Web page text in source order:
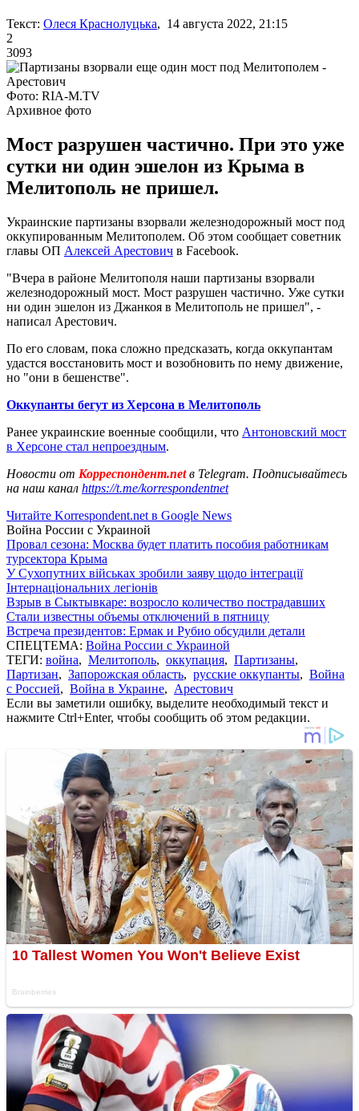
Текст: Олеся Краснолуцька, 14 августа 2022, 21:15
2
3093
Фото: RIA-M.TV
Архивное фото
Мост разрушен частично. При это уже
сутки ни один эшелон из Крыма в
Мелитополь не пришел.
Украинские партизаны взорвали железнодорожный мост под
оккупированным Мелитополем. Об этом сообщает советник
главы ОП Алексей Арестович в Facebook.
"Вчера в районе Мелитополя наши партизаны взорвали
железнодорожный мост. Мост разрушен частично. Уже сутки
ни один эшелон из Джанкоя в Мелитополь не пришел", -
написал Арестович.
По его словам, пока сложно предсказать, когда оккупантам
удастся восстановить мост и возобновить по нему движение,
но "они в бешенстве".
Оккупанты бегут из Херсона в Мелитополь
Ранее украинские военные сообщили, что Антоновский мост
в Херсоне стал непроездным.
Новости от Корреспондент.netв Telegram. Подписывайтесь
на наш канал https://t.me/korrespondentnet
Читайте Korrespondent.net в Google News
Война России с Украиной
Провал сезона: Москва будет платить пособия работникам
турсектора Крыма
У Сухопутних військах зробили заяву щодо інтеграції
Інтернаціональних легіонів
Взрыв в Сыктывкаре: возросло количество пострадавших
Стали известны объемы отключений в пятницу
Встреча президентов: Ермак и Рубио обсудили детали
СПЕЦТЕМА: Война России с Украиной
ТЕГИ: война, Мелитополь, оккупация, Партизаны,
Партизан, Запорожская область, русские оккупанты, Война
с Россией, Война в Украине, Арестович
Если вы заметили ошибку, выделите необходимый текст и
нажмите Ctrl+Enter, чтобы сообщить об этом редакции.